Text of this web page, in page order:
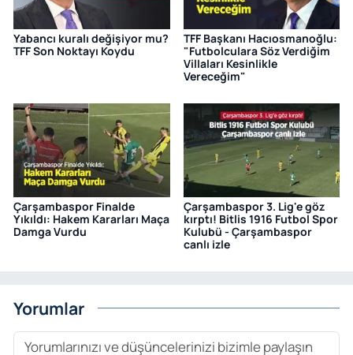
Yabancı kuralı değişiyor mu?
TFF Son Noktayı Koydu
TFF Başkanı Hacıosmanoğlu:
"Futbolculara Söz Verdiğim
Villaları Kesinlikle
Vereceğim"
Çarşambaspor Finalde
Yıkıldı: Hakem Kararları Maça
Damga Vurdu
Çarşambaspor 3. Lig'e göz
kırptı! Bitlis 1916 Futbol Spor
Kulubü - Çarşambaspor
canlı izle
Yorumlar